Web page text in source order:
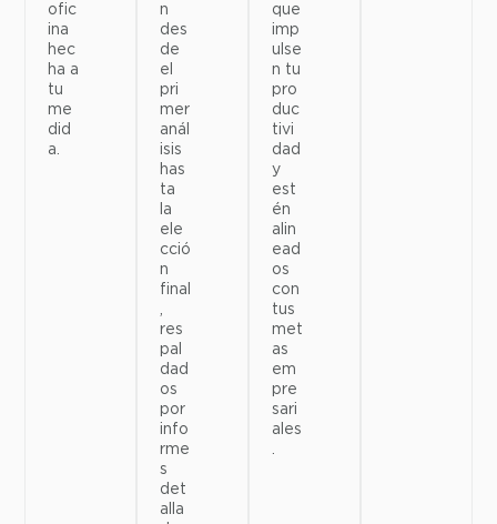
ofic
ina
hec
ha a
tu
me
did
a.
n
des
de
el
pri
mer
anál
isis
has
ta
la
ele
cció
n
final
res
pal
dad
os
por
info
rme
s
det
alla
que
imp
ulse
n tu
pro
duc
tivi
dad
y
est
én
alin
ead
os
con
tus
met
as
em
pre
sari
ales
.